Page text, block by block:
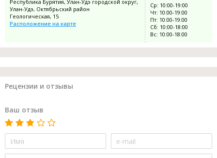
Республика Бурятия, Улан-Удэ городской округ,
Улан-Удэ, Октябрьский район
Геологическая, 15
Расположение на карте
Ср: 10:00-19:00
Чт: 10:00-19:00
Пт: 10:00-19:00
Сб: 10:00-18:00
Вс: 10:00-18:00
Рецензии и отзывы
Ваш отзыв